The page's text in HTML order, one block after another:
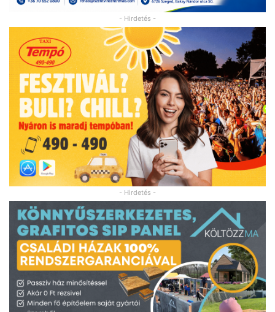
- Hirdetés -
- Hirdetés -